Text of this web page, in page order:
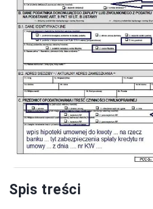
Spis treści